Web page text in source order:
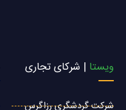
ویستا | شرکای تجاری
شرکت گردشگری رزاگرس